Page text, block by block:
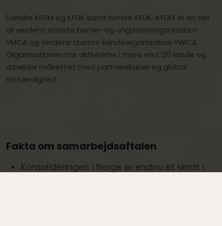
Danske KFUM og KFUK samt norske KFUK-KFUM er en del
af verdens største børne- og ungdomsorganisation
YMCA og verdens største kvindeorganisation YWCA.
Organisationen har aktiviteter i mere end 120 lande og
arbejder målrettet med partnerskaber og global
retfærdighed.
Fakta om samarbejdsaftalen
Konsolideringen i Norge er endnu et skridt i